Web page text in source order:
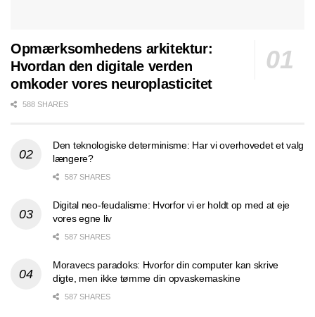
Opmærksomhedens arkitektur:
Hvordan den digitale verden
omkoder vores neuroplasticitet
588 SHARES
Den teknologiske determinisme: Har vi overhovedet et valg
længere?
587 SHARES
Digital neo-feudalisme: Hvorfor vi er holdt op med at eje
vores egne liv
587 SHARES
Moravecs paradoks: Hvorfor din computer kan skrive
digte, men ikke tømme din opvaskemaskine
587 SHARES